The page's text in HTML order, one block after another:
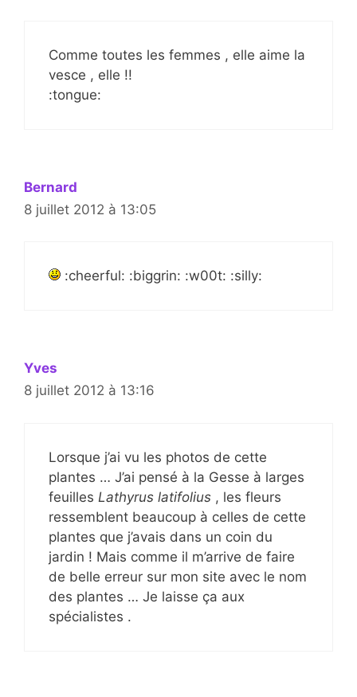
Comme toutes les femmes , elle aime la
vesce , elle !!
:tongue:
Bernard
8 juillet 2012 à 13:05
:cheerful: :biggrin: :w00t: :silly:
Yves
8 juillet 2012 à 13:16
Lorsque j’ai vu les photos de cette
plantes … J’ai pensé à la Gesse à larges
feuilles Lathyrus latifolius , les fleurs
ressemblent beaucoup à celles de cette
plantes que j’avais dans un coin du
jardin ! Mais comme il m’arrive de faire
de belle erreur sur mon site avec le nom
des plantes … Je laisse ça aux
spécialistes .